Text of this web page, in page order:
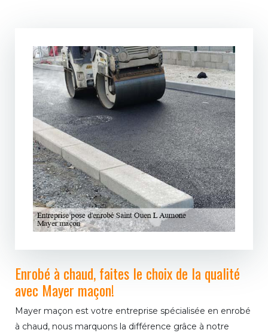
Enrobé à chaud, faites le choix de la qualité
avec Mayer maçon!
Mayer maçon est votre entreprise spécialisée en enrobé
à chaud, nous marquons la différence grâce à notre